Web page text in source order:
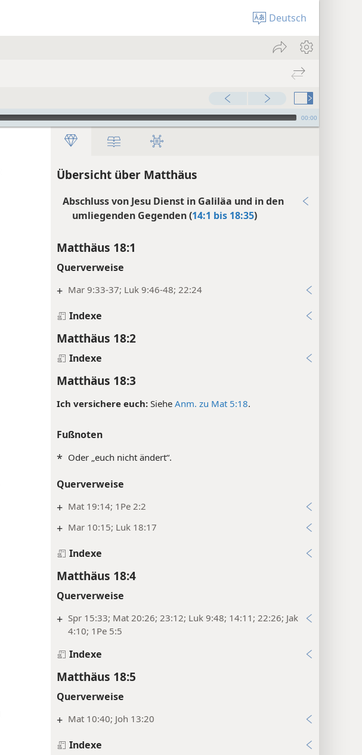
Deutsch
00:00
Übersicht über Matthäus
Abschluss von Jesu Dienst in Galiläa und in den
umliegenden Gegenden (14:1 bis 18:35)
Matthäus 18:1
Querverweise
+ Mar 9:33-37; Luk 9:46-48; 22:24
Indexe
Matthäus 18:2
Indexe
Matthäus 18:3
Ich versichere euch: Siehe Anm. zu Mat 5:18.
Fußnoten
* Oder „euch nicht ändert“.
Querverweise
+ Mat 19:14; 1Pe 2:2
+ Mar 10:15; Luk 18:17
Indexe
Matthäus 18:4
Querverweise
+ Spr 15:33; Mat 20:26; 23:12; Luk 9:48; 14:11; 22:26; Jak
4:10; 1Pe 5:5
Indexe
Matthäus 18:5
Querverweise
+ Mat 10:40; Joh 13:20
Indexe